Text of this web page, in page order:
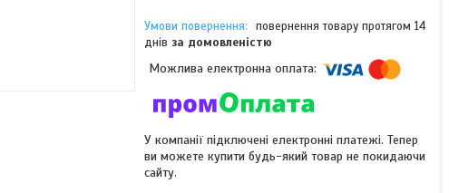
повернення товару протягом 14
днів за домовленістю
У компанії підключені електронні платежі. Тепер
ви можете купити будь-який товар не покидаючи
сайту.